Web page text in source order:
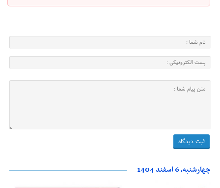
چهارشنبه، 6 اسفند 1404